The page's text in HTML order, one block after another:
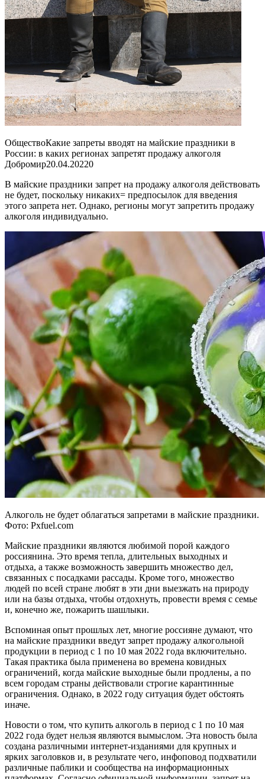
ОбществоКакие запреты вводят на майские праздники в
России: в каких регионах запретят продажу алкоголя
Добромир20.04.20220
В майские праздники запрет на продажу алкоголя действовать
не будет, поскольку никаких= предпосылок для введения
этого запрета нет. Однако, регионы могут запретить продажу
алкоголя индивидуально.
Алкоголь не будет облагаться запретами в майские праздники.
Фото: Pxfuel.com
Майские праздники являются любимой порой каждого
россиянина. Это время тепла, длительных выходных и
отдыха, а также возможность завершить множество дел,
связанных с посадками рассады. Кроме того, множество
людей по всей стране любят в эти дни выезжать на природу
или на базы отдыха, чтобы отдохнуть, провести время с семье
и, конечно же, пожарить шашлыки.
Вспоминая опыт прошлых лет, многие россияне думают, что
на майские праздники введут запрет продажу алкогольной
продукции в период с 1 по 10 мая 2022 года включительно.
Такая практика была применена во времена ковидных
ограничений, когда майские выходные были продлены, а по
всем городам страны действовали строгие карантинные
ограничения. Однако, в 2022 году ситуация будет обстоять
иначе.
Новости о том, что купить алкоголь в период с 1 по 10 мая
2022 года будет нельзя являются вымыслом. Эта новость была
создана различными интернет-изданиями для крупных и
ярких заголовков и, в результате чего, инфоповод подхватили
различные паблики и сообщества на информационных